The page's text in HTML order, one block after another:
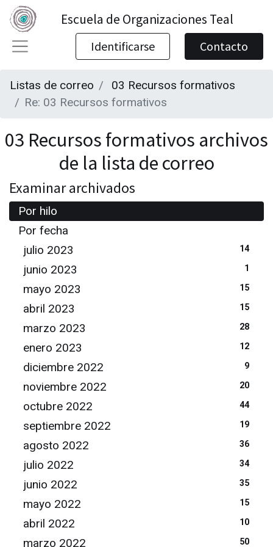
Escuela de Organizaciones Teal
Identificarse Contacto
Listas de correo
03 Recursos formativos
Re: 03 Recursos formativos
03 Recursos formativos archivos
de la lista de correo
Examinar archivados
Por hilo
Por fecha
julio 2023
14
junio 2023 1
mayo 2023 15
abril 2023 15
marzo 2023 28
enero 2023 12
diciembre 2022 9
noviembre 2022 20
octubre 2022 44
septiembre 2022 19
agosto 2022 36
julio 2022 34
junio 2022 35
mayo 2022 15
abril 2022 10
marzo 2022 50